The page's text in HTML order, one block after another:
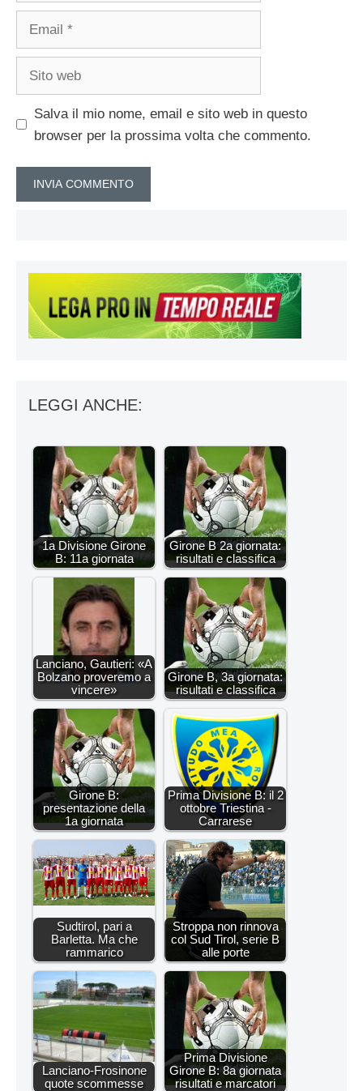
Email
Sito
Salva il mio nome, email e sito web in questo
browser per la prossima volta che commento.
LEGGI ANCHE:
1a Divisione Girone
B: 11a giornata
Girone B 2a giornata:
risultati e classifica
Lanciano, Gautieri: «A
Bolzano proveremo a
vincere»
Girone B, 3a giornata:
risultati e classifica
Girone B:
presentazione della
1a giornata
Prima Divisione B: il 2
ottobre Triestina -
Carrarese
Sudtirol, pari a
Barletta. Ma che
rammarico
Stroppa non rinnova
col Sud Tirol, serie B
alle porte
Lanciano-Frosinone
quote scommesse
Prima Divisione
Girone B: 8a giornata
risultati e marcatori